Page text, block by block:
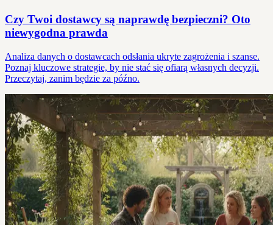
Czy Twoi dostawcy są naprawdę bezpieczni? Oto
niewygodna prawda
Analiza danych o dostawcach odsłania ukryte zagrożenia i szanse.
Poznaj kluczowe strategie, by nie stać się ofiarą własnych decyzji.
Przeczytaj, zanim będzie za późno.